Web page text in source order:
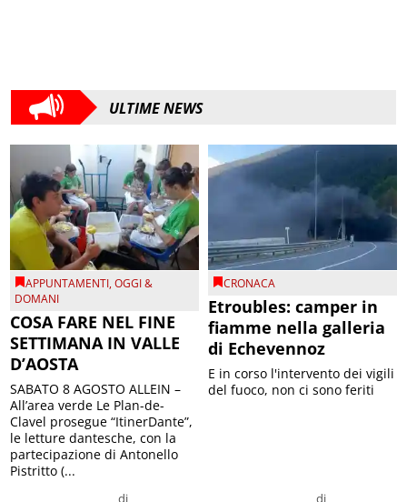
ULTIME NEWS
APPUNTAMENTI,OGGI &
DOMANI
COSA FARE NEL FINE
SETTIMANA IN VALLE
D’AOSTA
di
SABATO 8 AGOSTO ALLEIN –
All’area verde Le Plan-de-
Clavel prosegue “ItinerDante”,
le letture dantesche, con la
partecipazione di Antonello
Pistritto (...
CRONACA
Etroubles: camper in
fiamme nella galleria
di Echevennoz
di
E in corso l'intervento dei vigili
del fuoco, non ci sono feriti